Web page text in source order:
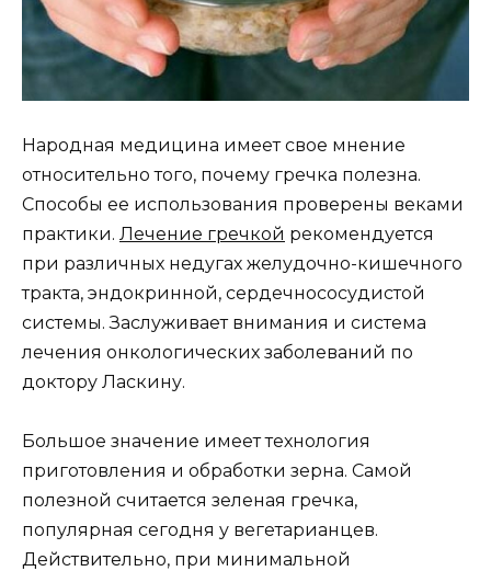
Народная медицина имеет свое мнение
относительно того, почему гречка полезна.
Способы ее использования проверены веками
практики. Лечение гречкой рекомендуется
при различных недугах желудочно-кишечного
тракта, эндокринной, сердечнососудистой
системы. Заслуживает внимания и система
лечения онкологических заболеваний по
доктору Ласкину.
Большое значение имеет технология
приготовления и обработки зерна. Самой
полезной считается зеленая гречка,
популярная сегодня у вегетарианцев.
Действительно, при минимальной